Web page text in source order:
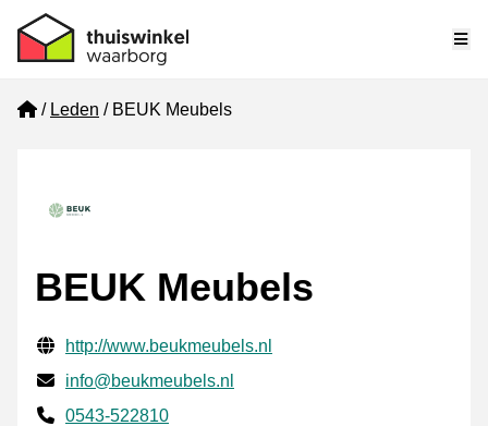
Home
Leden BEUK Meubels
BEUK Meubels
Gecontroleerde contactgegevens
Website URL
http://www.beukmeubels.nl
E-mail
info@beukmeubels.nl
Telefoonnummer
0543-522810